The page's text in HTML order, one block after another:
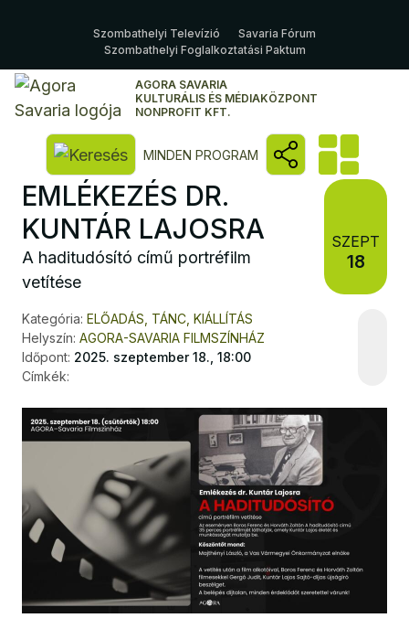
Szombathelyi Televízió
Savaria Fórum
Szombathelyi Foglalkoztatási Paktum
AGORA SAVARIA
KULTURÁLIS ÉS MÉDIAKÖZPONT
NONPROFIT KFT.
Kereső megnyitása
MINDEN PROGRAM
EMLÉKEZÉS DR.
KUNTÁR LAJOSRA
A haditudósító című portréfilm
vetítése
SZEPT
18
Kategória: ELŐADÁS, TÁNC, KIÁLLÍTÁS
Helyszín: AGORA-SAVARIA FILMSZÍNHÁZ
Időpont: 2025. szeptember 18., 18:00
Címkék: